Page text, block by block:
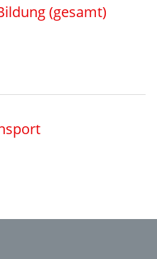
(gesamt)